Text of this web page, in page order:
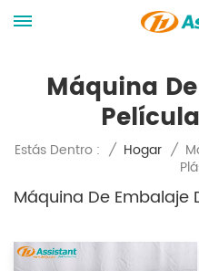
Máquina
Estás Dentro : / Hogar /
Máquina De Embalaje